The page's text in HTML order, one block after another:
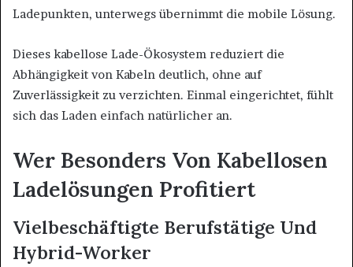
Ladepunkten, unterwegs übernimmt die mobile Lösung.
Dieses kabellose Lade-Ökosystem reduziert die
Abhängigkeit von Kabeln deutlich, ohne auf
Zuverlässigkeit zu verzichten. Einmal eingerichtet, fühlt
sich das Laden einfach natürlicher an.
Wer Besonders Von Kabellosen
Ladelösungen Profitiert
Vielbeschäftigte Berufstätige Und
Hybrid-Worker